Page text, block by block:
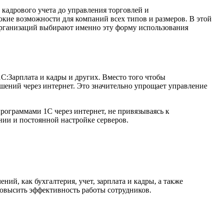
учета до управления торговлей и
возможности для компаний всех типов и размеров. В этой
выбирают именно эту форму использования
и кадры и других. Вместо того чтобы
через интернет. Это значительно упрощает управление
1С через интернет, не привязываясь к
и постоянной настройке серверов.
как бухгалтерия, учет, зарплата и кадры, а также
эффективность работы сотрудников.